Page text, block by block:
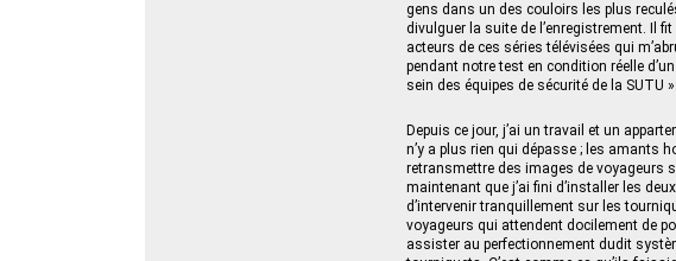
gens dans un des couloirs les plus
divulguer la suite de l’enregistrement. Il
acteurs de ces séries télévisées qui
pendant notre test en condition réelle
sein des équipes de sécurité de la SUTU ».
Depuis ce jour, j’ai un travail et un
n’y a plus rien qui dépasse ; les amants
retransmettre des images de voyageurs
maintenant que j’ai fini d’installer les
d’intervenir tranquillement sur les
voyageurs qui attendent docilement de
assister au perfectionnement dudit